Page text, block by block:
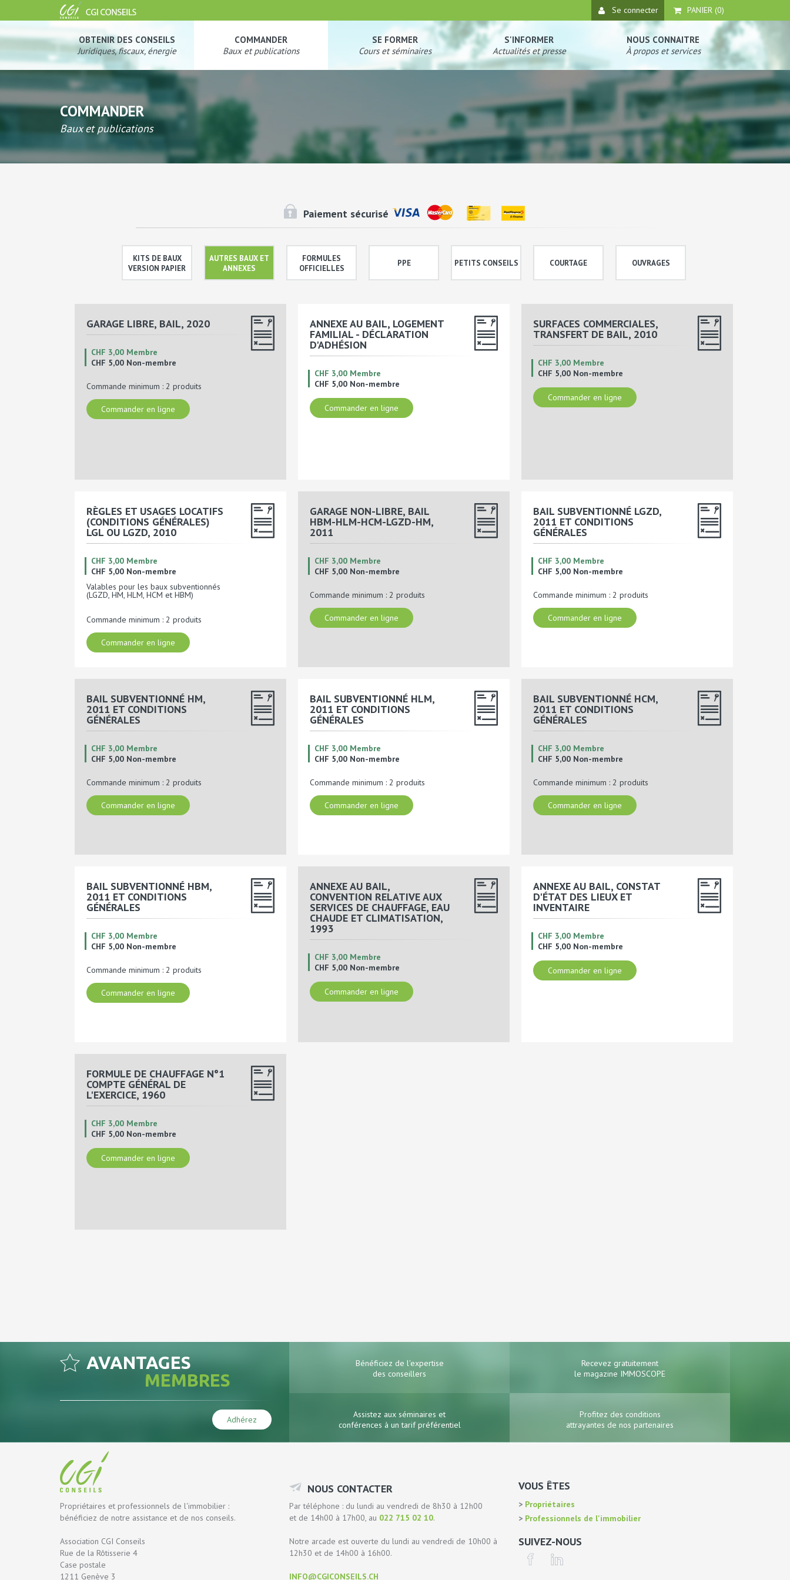
Se connecter PANIER (0)
OBTENIR DES CONSEILS
Juridiques, fiscaux, énergie
COMMANDER
Baux et publications
SE FORMER
Cours et séminaires
S'INFORMER
Actualités et presse
NOUS CONNAITRE
À propos et services
COMMANDER
Baux et publications
Paiement sécurisé
KITS DE BAUX
VERSION PAPIER
AUTRES BAUX ET
ANNEXES
FORMULES
OFFICIELLES
PPE PETITS CONSEILS COURTAGE OUVRAGES
GARAGE LIBRE, BAIL, 2020
CHF 3,00 Membre
CHF 5,00 Non-membre
Commande minimum : 2 produits
Commander en ligne
ANNEXE AU BAIL, LOGEMENT
FAMILIAL - DÉCLARATION
D'ADHÉSION
CHF 3,00 Membre
CHF 5,00 Non-membre
Commander en ligne
SURFACES COMMERCIALES,
TRANSFERT DE BAIL, 2010
CHF 3,00 Membre
CHF 5,00 Non-membre
Commander en ligne
RÈGLES ET USAGES LOCATIFS
(CONDITIONS GÉNÉRALES)
LGL OU LGZD, 2010
CHF 3,00 Membre
CHF 5,00 Non-membre
Valables pour les baux subventionnés
(LGZD, HM, HLM, HCM et HBM)
Commande minimum : 2 produits
Commander en ligne
GARAGE NON-LIBRE, BAIL
HBM-HLM-HCM-LGZD-HM,
2011
CHF 3,00 Membre
CHF 5,00 Non-membre
Commande minimum : 2 produits
Commander en ligne
BAIL SUBVENTIONNÉ LGZD,
2011 ET CONDITIONS
GÉNÉRALES
CHF 3,00 Membre
CHF 5,00 Non-membre
Commande minimum : 2 produits
Commander en ligne
BAIL SUBVENTIONNÉ HM,
2011 ET CONDITIONS
GÉNÉRALES
CHF 3,00 Membre
CHF 5,00 Non-membre
Commande minimum : 2 produits
Commander en ligne
BAIL SUBVENTIONNÉ HLM,
2011 ET CONDITIONS
GÉNÉRALES
CHF 3,00 Membre
CHF 5,00 Non-membre
Commande minimum : 2 produits
Commander en ligne
BAIL SUBVENTIONNÉ HCM,
2011 ET CONDITIONS
GÉNÉRALES
CHF 3,00 Membre
CHF 5,00 Non-membre
Commande minimum : 2 produits
Commander en ligne
BAIL SUBVENTIONNÉ HBM,
2011 ET CONDITIONS
GÉNÉRALES
CHF 3,00 Membre
CHF 5,00 Non-membre
Commande minimum : 2 produits
Commander en ligne
ANNEXE AU BAIL,
CONVENTION RELATIVE AUX
SERVICES DE CHAUFFAGE, EAU
CHAUDE ET CLIMATISATION,
1993
CHF 3,00 Membre
CHF 5,00 Non-membre
Commander en ligne
ANNEXE AU BAIL, CONSTAT
D'ÉTAT DES LIEUX ET
INVENTAIRE
CHF 3,00 Membre
CHF 5,00 Non-membre
Commander en ligne
FORMULE DE CHAUFFAGE N°1
COMPTE GÉNÉRAL DE
L'EXERCICE, 1960
CHF 3,00 Membre
CHF 5,00 Non-membre
Commander en ligne
AVANTAGES
MEMBRES
Adhérez
Bénéficiez de l'expertise
des conseillers
Recevez gratuitement
le magazine IMMOSCOPE
Assistez aux séminaires et
conférences à un tarif préférentiel
Profitez des conditions
attrayantes de nos partenaires
Propriétaires et professionnels de l'immobilier :
bénéficiez de notre assistance et de nos conseils.
Association CGI Conseils
Rue de la Rôtisserie 4
Case postale
1211 Genève 3
NOUS CONTACTER
Par téléphone : du lundi au vendredi de 8h30 à 12h00
et de 14h00 à 17h00, au 022 715 02 10.
Notre arcade est ouverte du lundi au vendredi de 10h00 à
12h30 et de 14h00 à 16h00.
INFO@CGICONSEILS.CH
VOUS ÊTES
Propriétaires
Professionnels de l'immobilier
SUIVEZ-NOUS